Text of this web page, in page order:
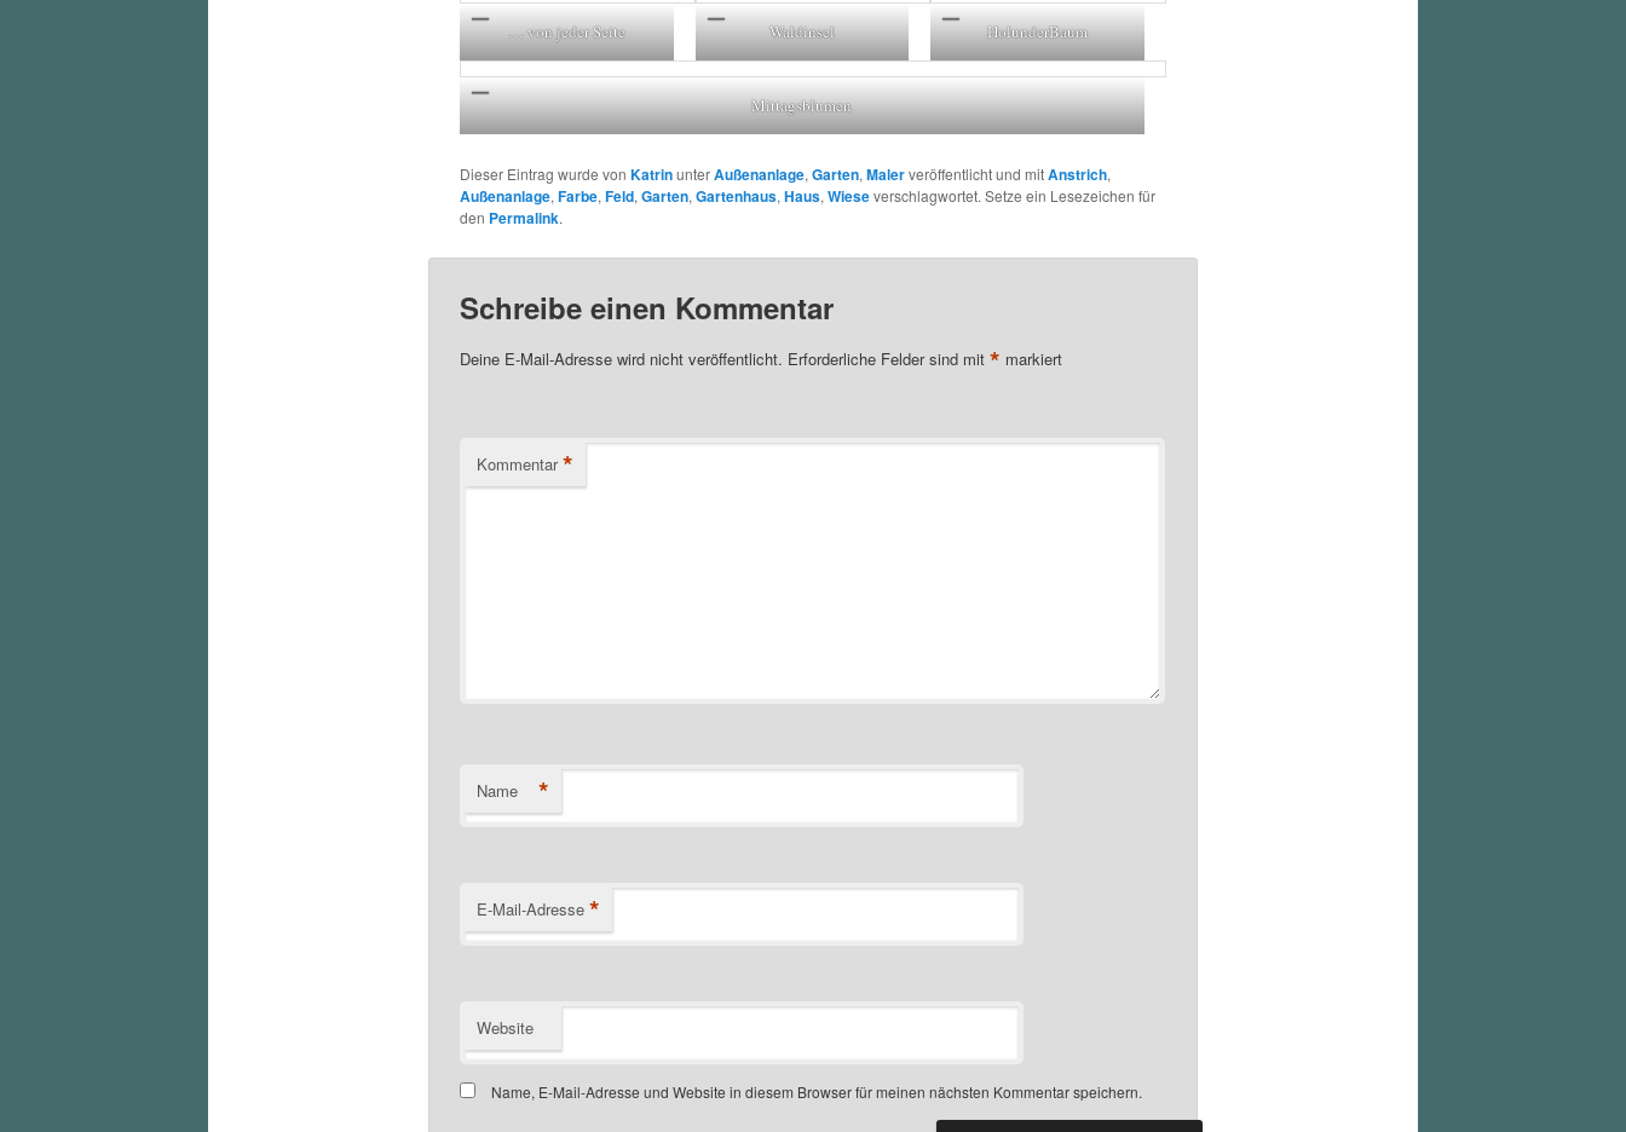
… von jeder Seite Waldinsel HolunderBaum
Mittagsblumen
Dieser Eintrag wurde von KatrinunterAußenanlage, Garten, Malerveröffentlicht und mitAnstrich,
Außenanlage, Farbe, Feld, Garten, Gartenhaus, Haus, Wieseverschlagwortet. Setze ein Lesezeichen für
den Permalink.
Schreibe einen Kommentar
Deine E-Mail-Adresse wird nicht veröffentlicht. Erforderliche Felder sind mit * markiert
Kommentar *
Name *
E-Mail-Adresse *
Website
Name, E-Mail-Adresse und Website in diesem Browser für meinen nächsten Kommentar speichern.